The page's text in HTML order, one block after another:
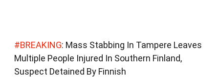
#BREAKING: Mass Stabbing In Tampere Leaves
Multiple People Injured In Southern Finland,
Suspect Detained By Finnish